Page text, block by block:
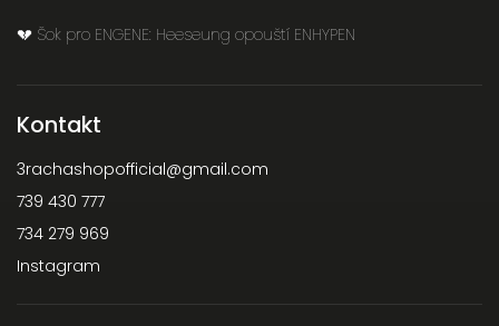
💔 Šok pro ENGENE: Heeseung opouští ENHYPEN
Kontakt
3rachashopofficial@gmail.com
739 430 777
734 279 969
Instagram